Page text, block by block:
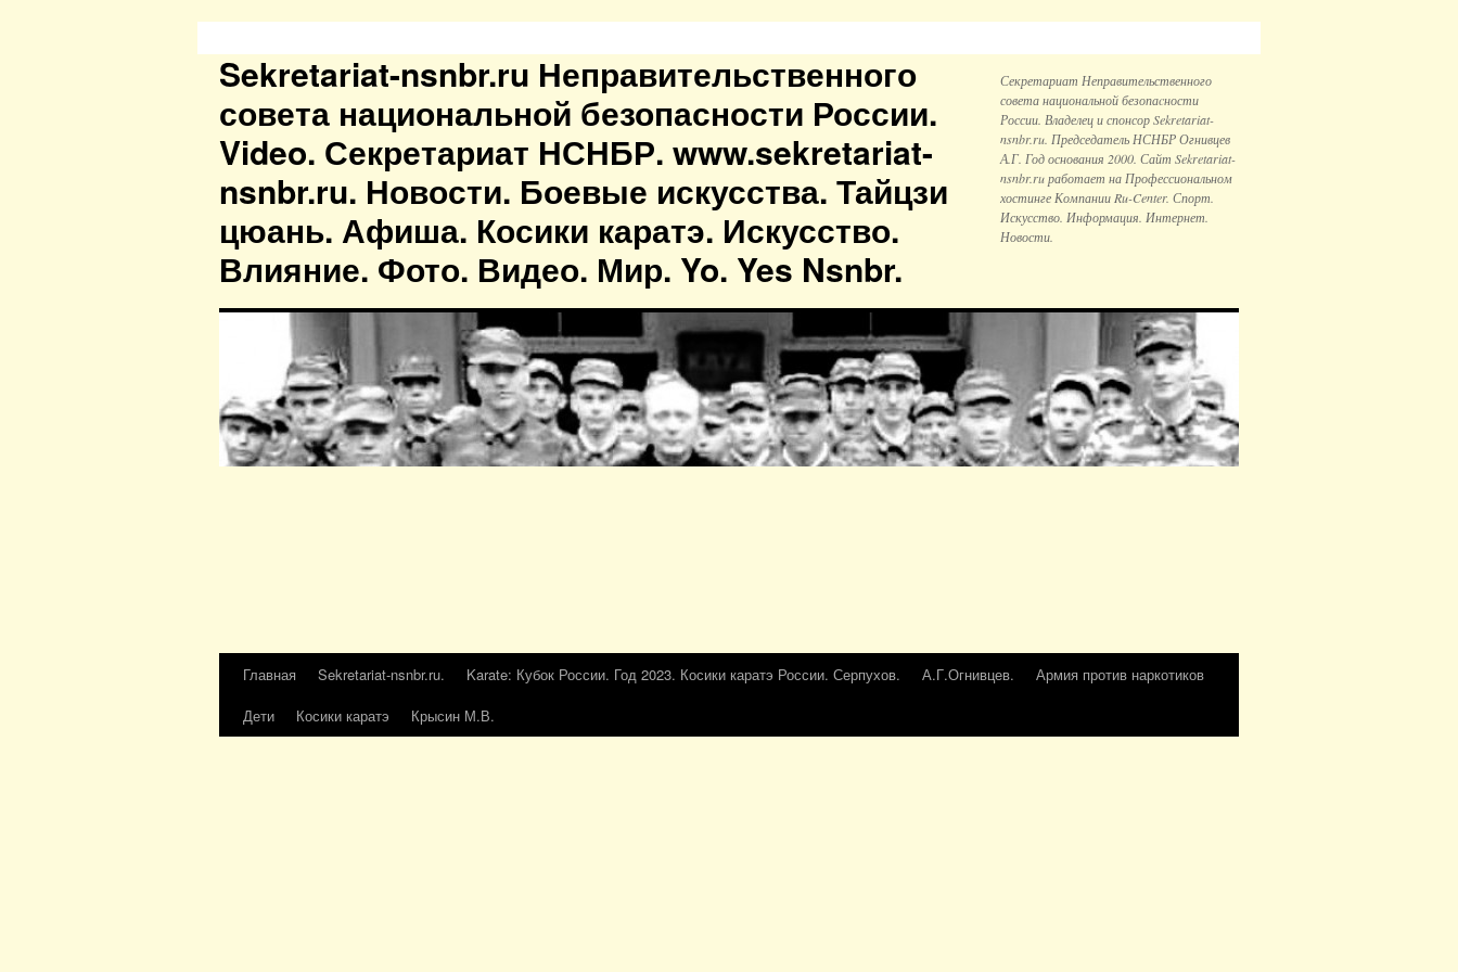
Sekretariat-nsnbr.ru Неправительственного
совета национальной безопасности России.
Video. Секретариат НСНБР. www.sekretariat-
nsnbr.ru. Новости. Боевые искусства. Тайцзи
цюань. Афиша. Косики каратэ. Искусство.
Влияние. Фото. Видео. Мир. Yo. Yes Nsnbr.
Секретариат Неправительственного
совета национальной безопаcности
России. Владелец и спонсор Sekretariat-
nsnbr.ru. Председатель НСНБР Огнивцев
А.Г. Год основания 2000. Сайт Sekretariat-
nsnbr.ru работает на Профессиональном
хостинге Компании Ru-Center. Спорт.
Искусство. Информация. Интернет.
Новости.
Главная Sekretariat-nsnbr.ru. Karate: Кубок России. Год 2023. Косики каратэ России. Серпухов. А.Г.Огнивцев.
Армия против наркотиков
Дети
Косики каратэ Крысин М.В.